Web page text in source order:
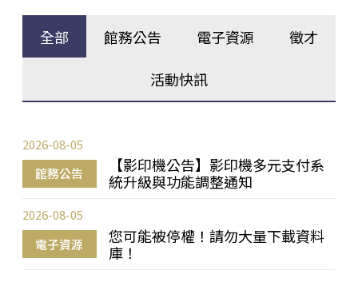
全部 館務公告 電子資源 徵才
活動快訊
館務公告
【影印機公告】影印機多元支付系
統升級與功能調整通知
2026-08-05
電子資源
您可能被停權！請勿大量下載資料
庫！
2026-08-05